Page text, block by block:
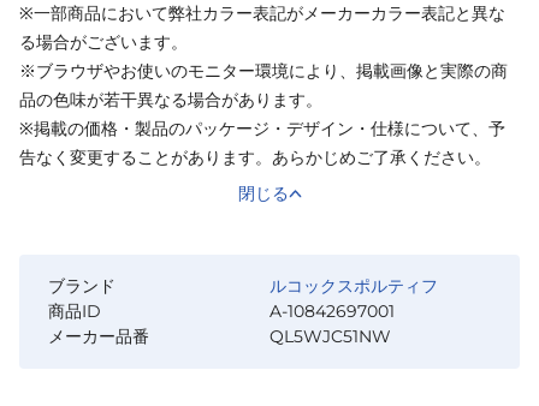
※一部商品において弊社カラー表記がメーカーカラー表記と異な
る場合がございます。
※ブラウザやお使いのモニター環境により、掲載画像と実際の商
品の色味が若干異なる場合があります。
※掲載の価格・製品のパッケージ・デザイン・仕様について、予
告なく変更することがあります。あらかじめご了承ください。
閉じる
ブランド
ルコックスポルティフ
商品ID
A-10842697001
メーカー品番
QL5WJC51NW